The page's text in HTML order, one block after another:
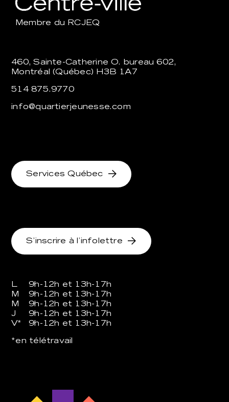
Membre du RCJEQ
L
M
M
J
V*
9h-12h et 13h-17h
9h-12h et 13h-17h
9h-12h et 13h-17h
9h-12h et 13h-17h
9h-12h et 13h-17h
*en télétravail
460, Sainte-Catherine O. bureau 602,
Montréal (Québec) H3B 1A7
514 875.9770
info@quartierjeunesse.com
Services Québec
S’inscrire à l’infolettre